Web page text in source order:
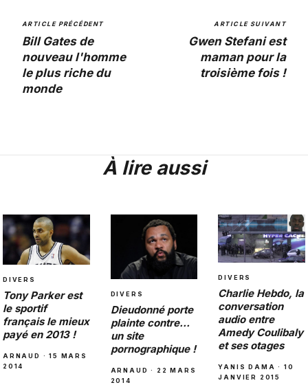
ARTICLE PRÉCÉDENT
Bill Gates de
nouveau l'homme
le plus riche du
monde
ARTICLE SUIVANT
Gwen Stefani est
maman pour la
troisième fois !
À lire aussi
DIVERS
Tony Parker est
le sportif
français le mieux
payé en 2013 !
ARNAUD · 15 MARS
2014
DIVERS
Dieudonné porte
plainte contre…
un site
pornographique !
ARNAUD · 22 MARS
2014
DIVERS
Charlie Hebdo, la
conversation
audio entre
Amedy Coulibaly
et ses otages
YANIS DAMA · 10
JANVIER 2015